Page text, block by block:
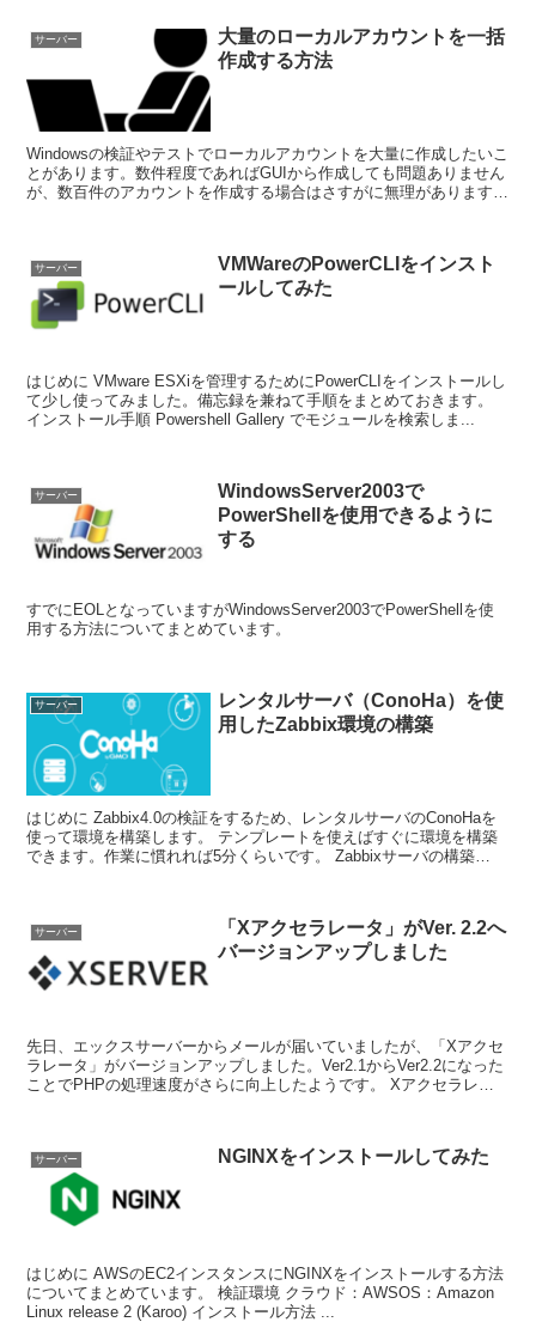
サーバー
大量のローカルアカウントを一括
作成する方法
Windowsの検証やテストでローカルアカウントを大量に作成したいこ
とがあります。数件程度であればGUIから作成しても問題ありません
が、数百件のアカウントを作成する場合はさすがに無理があります。
サーバー
VMWareのPowerCLIをインスト
ールしてみた
はじめに VMware ESXiを管理するためにPowerCLIをインストールし
て少し使ってみました。備忘録を兼ねて手順をまとめておきます。
インストール手順 Powershell Gallery でモジュールを検索しま...
サーバー
WindowsServer2003で
PowerShellを使用できるように
する
すでにEOLとなっていますがWindowsServer2003でPowerShellを使
用する方法についてまとめています。
サーバー
レンタルサーバ（ConoHa）を使
用したZabbix環境の構築
はじめに Zabbix4.0の検証をするため、レンタルサーバのConoHaを
使って環境を構築します。 テンプレートを使えばすぐに環境を構築
できます。作業に慣れれば5分くらいです。 Zabbixサーバの構築
サーバー
「Xアクセラレータ」がVer. 2.2へ
バージョンアップしました
先日、エックスサーバーからメールが届いていましたが、「Xアクセ
ラレータ」がバージョンアップしました。Ver2.1からVer2.2になった
ことでPHPの処理速度がさらに向上したようです。 Xアクセラレー
サーバー NGINXをインストールしてみた
はじめに AWSのEC2インスタンスにNGINXをインストールする方法
についてまとめています。 検証環境 クラウド：AWSOS：Amazon
Linux release 2 (Karoo) インストール方法 ...